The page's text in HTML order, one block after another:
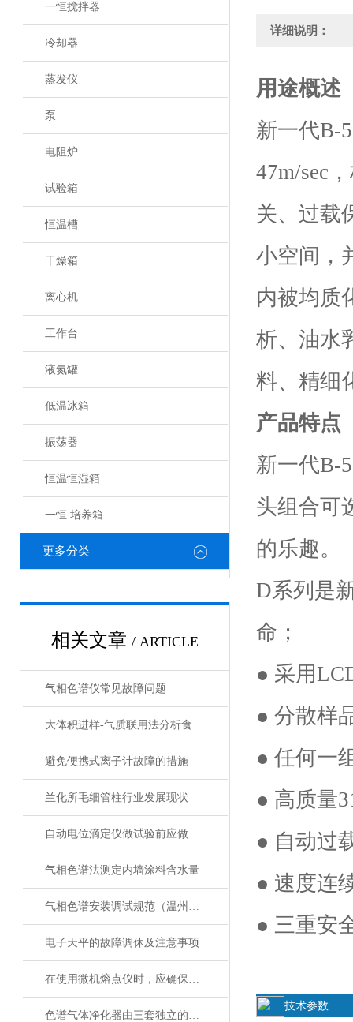
一恒搅拌器
冷却器
蒸发仪
泵
电阻炉
试验箱
恒温槽
干燥箱
离心机
工作台
液氮罐
低温冰箱
振荡器
恒温恒湿箱
一恒 培养箱
更多分类
相关文章 / ARTICLE
气相色谱仪常见故障问题
大体积进样-气质联用法分析食品中塑化剂的解决方案
避免便携式离子计故障的措施
兰化所毛细管柱行业发展现状
自动电位滴定仪做试验前应做哪些准备？
气相色谱法测定内墙涂料含水量
气相色谱安装调试规范（温州瑞昕仪器有限公司）
电子天平的故障调休及注意事项
在使用微机熔点仪时，应确保仪器放置在水平位置
色谱气体净化器由三套独立的气路流程构成
详细说明：
用途概述
新一代B-
47m/sec
关、过载
小空间，
内被均质
析、油水
料、精细
产品特点
新一代B-
头组合可
的乐趣。
D系列是
命；
● 采用
● 分散样
● 任何一
● 高质量
● 自动过
● 速度连
● 三重安
技术参数